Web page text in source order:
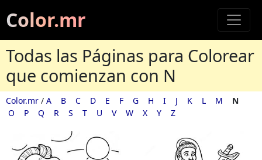
Color.mr
Todas las Páginas para Colorear
que comienzan con N
Color.mr / A B C D E F G H I J K L M
N
O
P Q R S T U V W X Y Z